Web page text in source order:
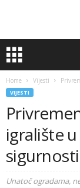
Home Vijesti
VIJESTI
igralište
sigurnosti
Unatoč ogradama,